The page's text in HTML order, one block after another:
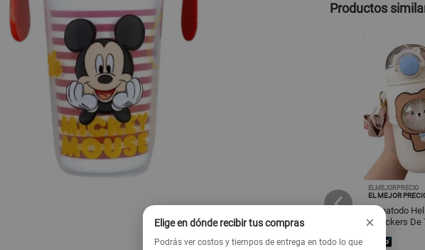
Productos
Botella Térmica 14 Oz Mickey
Disney
ELMEJORPRECIO
EL MEJOR
Tomatodo
y Stickers De
Elige en dónde recibir tus compras ×
Podrás ver costos y tiempos de entrega en todo lo que